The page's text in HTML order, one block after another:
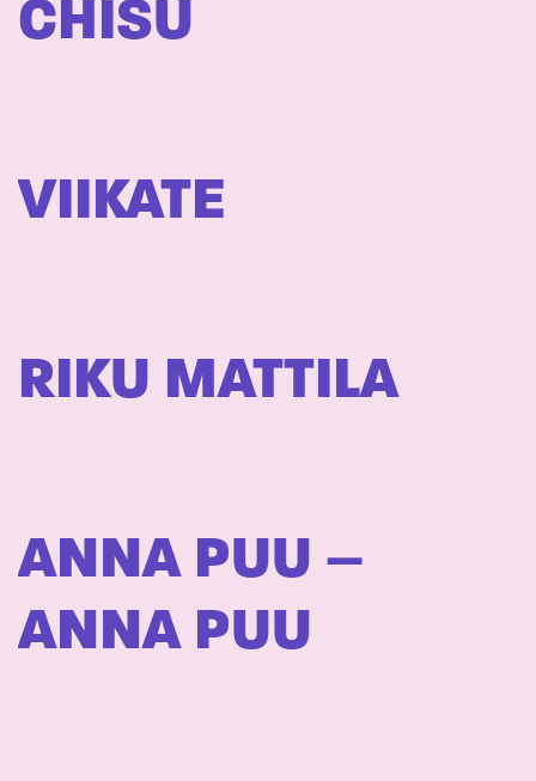
CHISU
VIIKATE
RIKU MATTILA
ANNA PUU –
ANNA PUU